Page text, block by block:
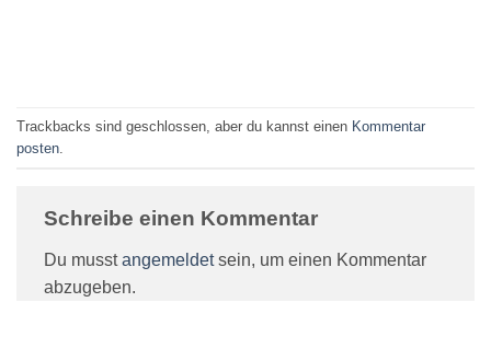
Trackbacks sind geschlossen, aber du kannst einen Kommentar
posten
Schreibe einen Kommentar
Du musstangemeldetsein, um einen Kommentar
abzugeben.